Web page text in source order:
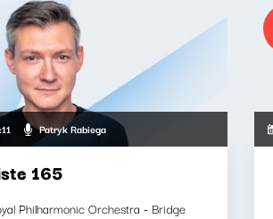
Patryk Rabiega
165
Philharmonic Orchestra - Bridge